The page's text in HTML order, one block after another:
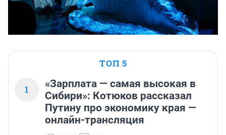
ТОП 5
1
«Зарплата — самая высокая в
Сибири»: Котюков рассказал
Путину про экономику края —
онлайн-трансляция